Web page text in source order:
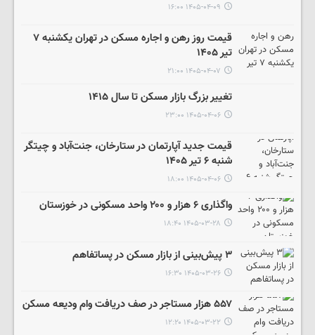
۱۴۰۵-۰۴-۰۹ ۱۶:۰۰
قیمت روز رهن و اجاره مسکن در تهران یکشنبه ۷
تیر ۱۴۰۵
۱۴۰۵-۰۴-۰۷ ۲۱:۰۰
تغییر بزرگ بازار مسکن تا سال ۱۴۱۵
۱۴۰۵-۰۴-۰۶ ۲۳:۰۰
قیمت جدید آپارتمان در ستارخان، جنت‌آباد و چیتگر
شنبه ۶ تیر ۱۴۰۵
۱۴۰۵-۰۴-۰۶ ۱۸:۰۰
واگذاری ۶ هزار و ۲۰۰ واحد مسکونی در خوزستان
۱۴۰۵-۰۳-۲۸ ۱۸:۴۰
۳ پیش‌بینی از بازار مسکن در پساتفاهم
۱۴۰۵-۰۳-۲۶ ۱۶:۳۰
۵۵۷ هزار مستاجر در صف دریافت وام ودیعه مسکن
۱۴۰۵-۰۳-۲۲ ۱۲:۲۰